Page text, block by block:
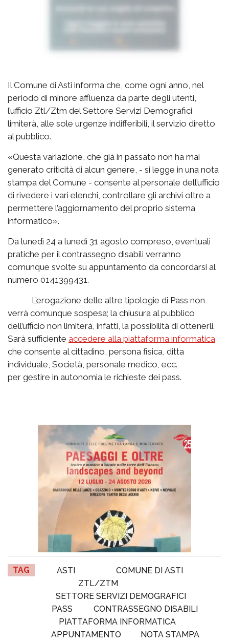
Il Comune di Asti informa che, come ogni anno, nel
periodo di minore affluenza da parte degli utenti,
l’ufficio Ztl/Ztm del Settore Servizi Demografici
limiterà, alle sole urgenze indifferibili, il servizio diretto
al pubblico.
«Questa variazione, che già in passato non ha mai
generato criticità di alcun genere, - si legge in una nota
stampa del Comune - consente al personale dell’ufficio
di rivedere i vari elenchi, controllare gli archivi oltre a
permettere l’aggiornamento del proprio sistema
informatico».
Da lunedì 24 a lunedì 31 agosto compreso, eventuali
pratiche per il contrassegno disabili verranno
comunque svolte su appuntamento da concordarsi al
numero 0141399431.
L’erogazione delle altre tipologie di Pass non
verrà comunque sospesa; la chiusura al pubblico
dell’ufficio non limiterà, infatti, la possibilità di ottenerli.
Sarà sufficiente accedere alla piattaforma informatica
che consente al cittadino, persona fisica, ditta
individuale, Società, personale medico, ecc.
per gestire in autonomia le richieste dei pass.
TAG ASTI
COMUNE DI ASTI
ZTL/ZTM
SETTORE SERVIZI DEMOGRAFICI
PASS
CONTRASSEGNO DISABILI
PIATTAFORMA INFORMATICA
APPUNTAMENTO
NOTA STAMPA